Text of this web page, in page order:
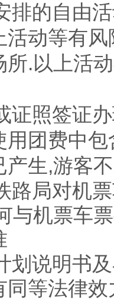
排的自由
活动等有
所.以上活
证照签证
用团费中
产生,游客
路局对机
与机票车
划说明书
同等法律效